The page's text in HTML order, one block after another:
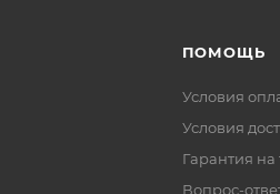
ПОМОЩЬ
Условия
Условия
Гарантия на
Вопрос-